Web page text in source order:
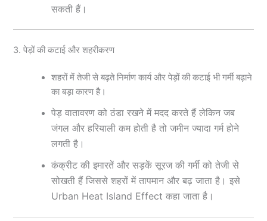
सकती हैं।
3. पेड़ों की कटाई और शहरीकरण
शहरों में तेजी से बढ़ते निर्माण कार्य और पेड़ों की कटाई भी गर्मी बढ़ाने
का बड़ा कारण है।
पेड़ वातावरण को ठंडा रखने में मदद करते हैं लेकिन जब
जंगल और हरियाली कम होती है तो जमीन ज्यादा गर्म होने
लगती है।
कंक्रीट की इमारतें और सड़कें सूरज की गर्मी को तेजी से
सोखती हैं जिससे शहरों में तापमान और बढ़ जाता है। इसे
Urban Heat Island Effect कहा जाता है।